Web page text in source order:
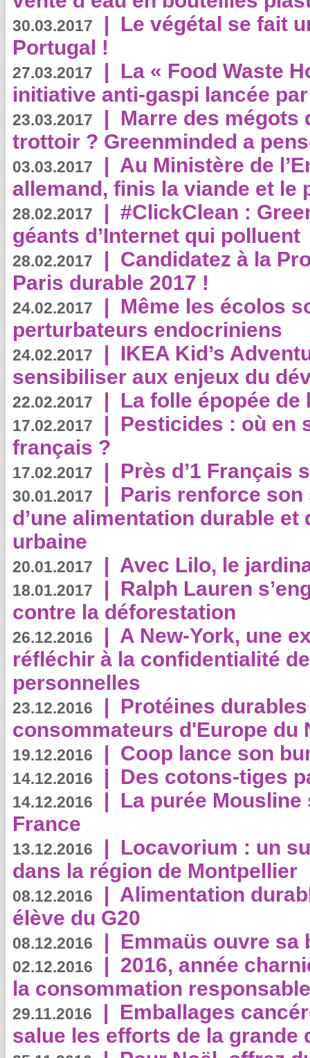
30.03.2017 | Le végétal se fait
Portugal !
27.03.2017 | La « Food Waste
initiative anti-gaspi lancée
23.03.2017 | Marre des mégots
trottoir ? Greenminded a
03.03.2017 | Au Ministère de
allemand, finis la viande et le
28.02.2017 | #ClickClean :
géants d’Internet qui polluent
28.02.2017 | Candidatez à la
Paris durable 2017 !
24.02.2017 | Même les écolos
perturbateurs endocriniens
24.02.2017 | IKEA Kid’s
sensibiliser aux enjeux du
22.02.2017 | La folle épopée de
17.02.2017 | Pesticides : où en
français ?
17.02.2017 | Près d’1 Français
30.01.2017 | Paris renforce
d’une alimentation durable et
urbaine
20.01.2017 | Avec Lilo, le
18.01.2017 | Ralph Lauren
contre la déforestation
26.12.2016 | A New-York, une
réfléchir à la confidentialité
personnelles
23.12.2016 | Protéines
consommateurs d'Europe du
19.12.2016 | Coop lance son
14.12.2016 | Des cotons-tiges
14.12.2016 | La purée
France
13.12.2016 | Locavorium : un
dans la région de Montpellier
08.12.2016 | Alimentation
élève du G20
08.12.2016 | Emmaüs ouvre sa
02.12.2016 | 2016, année
la consommation
29.11.2016 | Emballages
salue les efforts de la grande